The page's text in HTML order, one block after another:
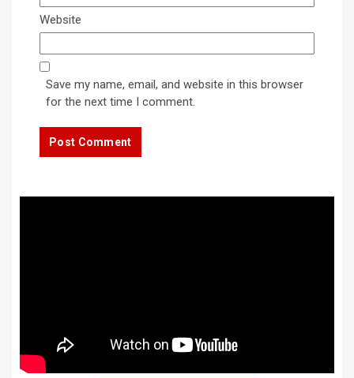
Website
Save my name, email, and website in this browser
for the next time I comment.